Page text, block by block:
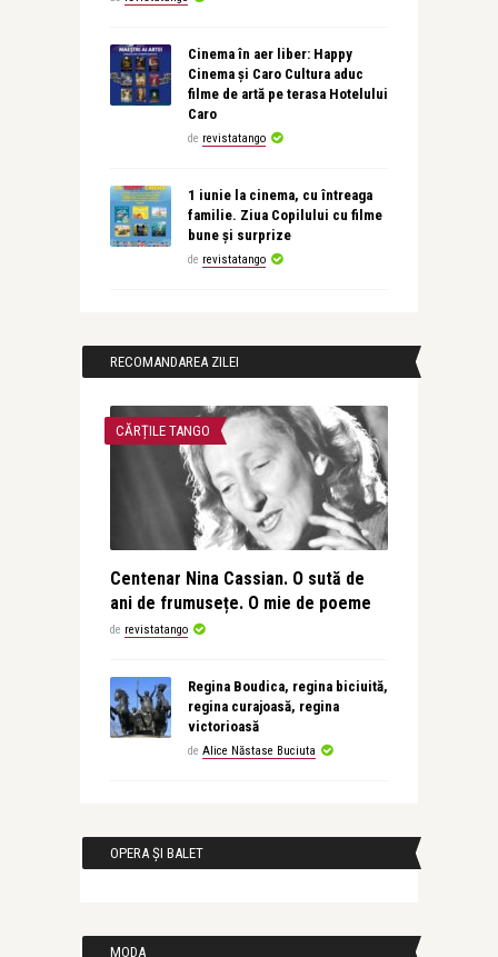
Cinema în aer liber: Happy
Cinema și Caro Cultura aduc
filme de artă pe terasa Hotelului
Caro
de revistatango
1 iunie la cinema, cu întreaga
familie. Ziua Copilului cu filme
bune și surprize
de revistatango
RECOMANDAREA ZILEI
CĂRȚILE TANGO
Centenar Nina Cassian. O sută de
ani de frumusețe. O mie de poeme
de revistatango
Regina Boudica, regina biciuită,
regina curajoasă, regina
victorioasă
de Alice Năstase Buciuta
OPERA ȘI BALET
MODA